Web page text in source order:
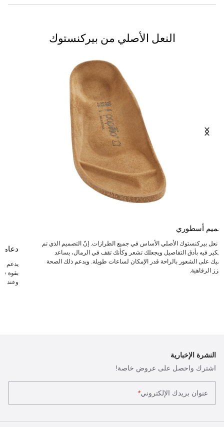
النعل الأصلي من بيركنستوك
أسطوري
نعل بيركنستوك الأصلي الأساس في جميع الطرازات. إنّ التصميم الذي تم
فيه بأدق التفاصيل ويجعلك تشعر وكأنك تقف في الرمال، يساعد
على الشعور بالراحة قدر الإمكان لساعات طويلة. ويدعم ذلك الصحة
الرفاهية.
يدعم
بقوة
وعند
النشرة الإخبارية
اشترك واحصل على عروض خاصة!
عنوان بريدك الإلكتروني*